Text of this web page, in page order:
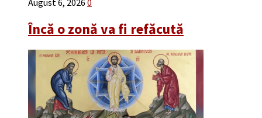
August 6, 2026 0
Încă o zonă va fi refăcută